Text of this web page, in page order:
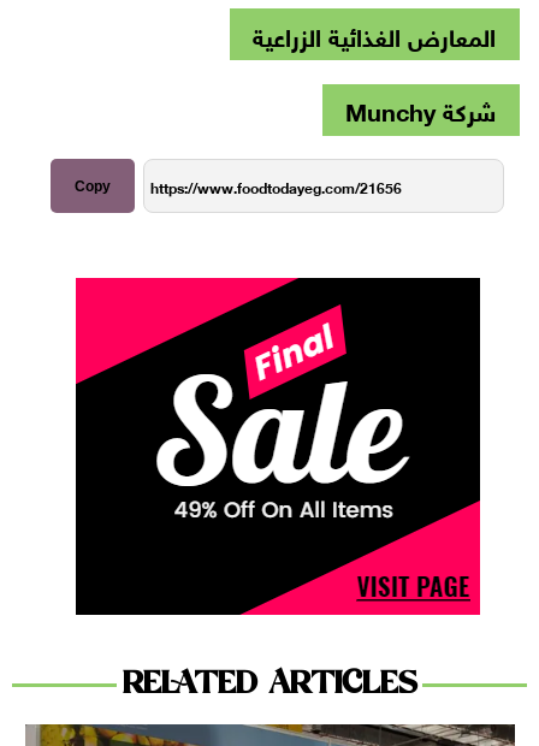
المعارض الغذائية الزراعية
شركة Munchy
Copy
RELATED ARTICLES